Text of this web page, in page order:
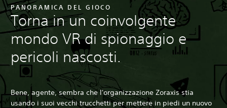
PANORAMICA DEL GIOCO
Torna in un coinvolgente
mondo VR di spionaggio e
pericoli nascosti.
Bene, agente, sembra che l'organizzazione Zoraxis stia
usando i suoi vecchi trucchetti per mettere in piedi un nuovo